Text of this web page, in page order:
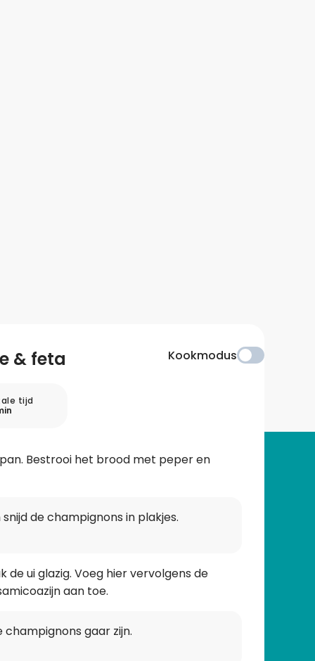
& feta Kookmodus
tijd
Bestrooi het brood met peper en
de champignons in plakjes.
ui glazig. Voeg hier vervolgens de
aan toe.
champignons gaar zijn.